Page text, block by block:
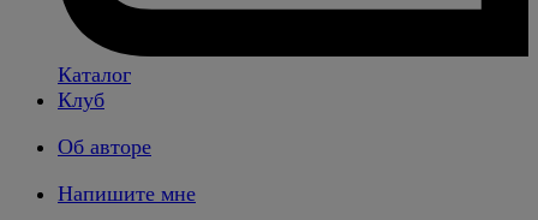
Каталог
Клуб
Об авторе
Напишите мне